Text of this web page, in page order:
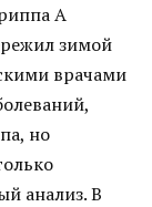
А
зимой
врачами
но
анализ. В